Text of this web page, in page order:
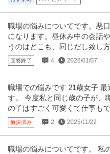
職場の悩みについてです。悪
になります。昼休み中の会話
うのはどこも、同じだし致し
回答終了 4 2026/01/07
職場での悩みです 21歳女子
す。 今度私と同じ歳の子が、
の子はすごく可愛くて仕事も
解決済み 2 2025/11/22
職場の悩みについてです。 私